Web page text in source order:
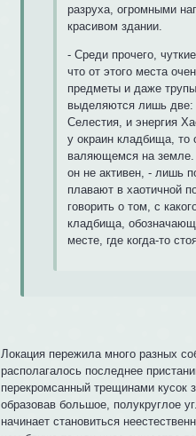
разруха, огромными
красивом здании.
- Среди прочего,
что от этого места
предметы и даже трупы
выделяются лишь две:
Селестия, и энергия
у окраин кладбища, то
валяющемся на земле.
он не активен, - лишь
плавают в хаотичной
говорить о том, с
кладбища,
месте, где когда-то
Локация пережила много разных
располагалось последнее
перекромсанный трещинами
образовав большое, полукруглое
начинает становиться